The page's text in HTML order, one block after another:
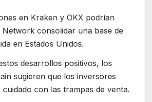
en Kraken y OKX podrían
Network consolidar una base de
en Estados Unidos.
desarrollos positivos, los
sugieren que los inversores
con las trampas de venta.